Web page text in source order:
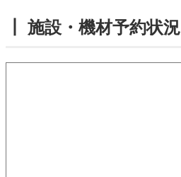
┃ 施設・機材予約状況